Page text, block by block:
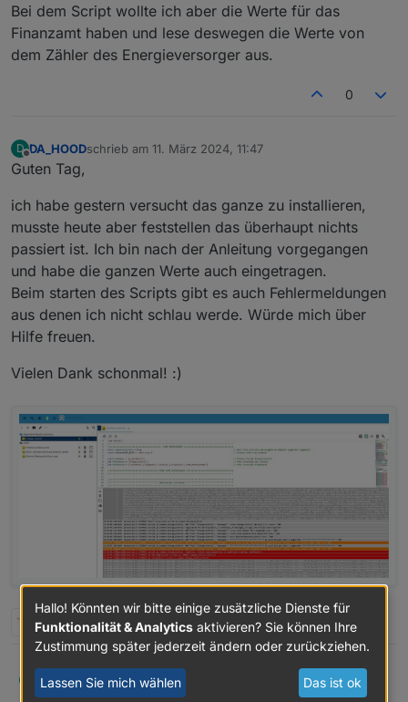
Bei dem Script wollte ich aber die Werte für das
Finanzamt haben und lese deswegen die Werte von
dem Zähler des Energieversorger aus.
0
D
Offline
DA_HOODschrieb am 11. März 2024, 11:47
zuletzt editiert von
Guten Tag,
ich habe gestern versucht das ganze zu installieren,
musste heute aber feststellen das überhaupt nichts
passiert ist. Ich bin nach der Anleitung vorgegangen
und habe die ganzen Werte auch eingetragen.
Beim starten des Scripts gibt es auch Fehlermeldungen
aus denen ich nicht schlau werde. Würde mich über
Hilfe freuen.
Vielen Dank schonmal! :)
J 2 Antworten 0
DA_HOODGuten Tag,
Hallo! Könnten wir bitte einige zusätzliche Dienste für
Funktionalität & Analytics aktivieren? Sie können Ihre
Zustimmung später jederzeit ändern oder zurückziehen.
Lassen Sie mich wählen Das ist ok